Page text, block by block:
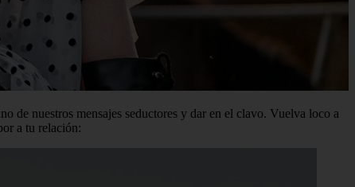
de nuestros mensajes seductores y dar en el clavo. Vuelva loco a
a tu relación: